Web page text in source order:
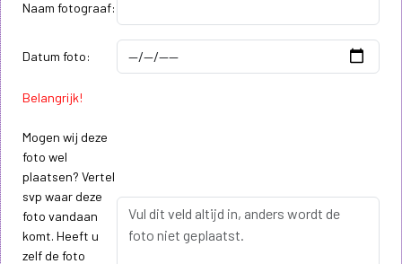
Naam fotograaf:
Datum foto:
Belangrijk!
Mogen wij deze
foto wel
plaatsen? Vertel
svp waar deze
foto vandaan
komt. Heeft u
zelf de foto